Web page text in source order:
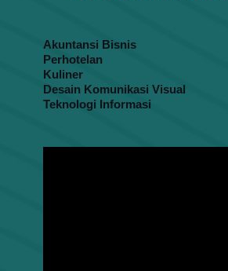
Akuntansi Bisnis
Perhotelan
Kuliner
Desain Komunikasi Visual
Teknologi Informasi